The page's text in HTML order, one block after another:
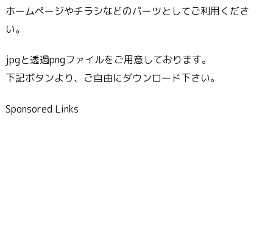
ホームページやチラシなどのパーツとしてご利用くださ
い。
jpgと透過pngファイルをご用意しております。
下記ボタンより、ご自由にダウンロード下さい。
Sponsored Links